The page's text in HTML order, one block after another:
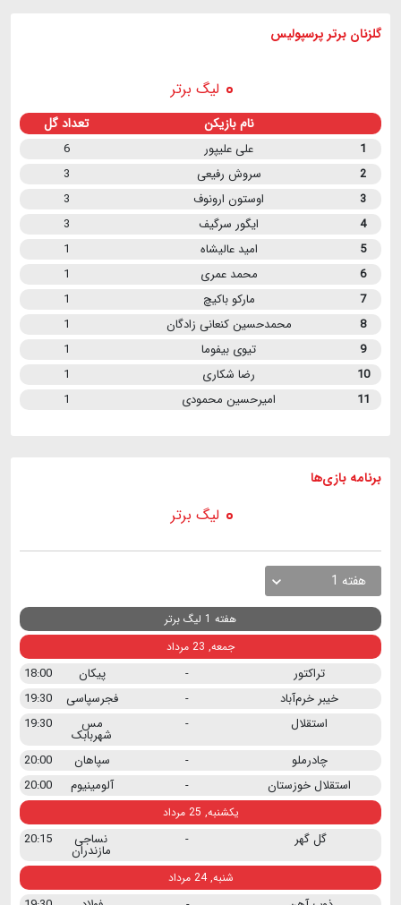
گلزنان برتر پرسپولیس
لیگ برتر
نام بازیکن تعداد گل
1 علی علیپور
6
2
سروش رفیعی
3
3
اوستون ارونوف
3
4
ایگور سرگیف
3
5
امید عالیشاه
1
6
محمد عمری
1
7
مارکو باکیچ
1
8
محمدحسین کنعانی زادگان
1
9
تیوی بیفوما
1
10
رضا شکاری
1
11
امیرحسین محمودی 1
برنامه بازی ها
لیگ برتر
هفته 1
هفته 1 لیگ برتر
جمعه, 23 مرداد
تراکتور - پیکان
18:00
خیبر خرم‌آباد
- فجرسپاسی
19:30
استقلال
- مس
شهربابک
19:30
چادرملو
- سپاهان
20:00
استقلال خوزستان
- آلومینیوم 20:00
یکشنبه, 25 مرداد
گل گهر - نساجی
مازندران
20:15
شنبه, 24 مرداد